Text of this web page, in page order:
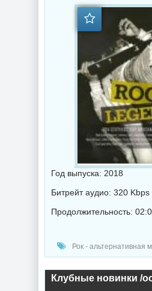
Год выпуска: 2018
Битрейт аудио: 320 Kbps
Продолжительность:
Рок - альтернативная